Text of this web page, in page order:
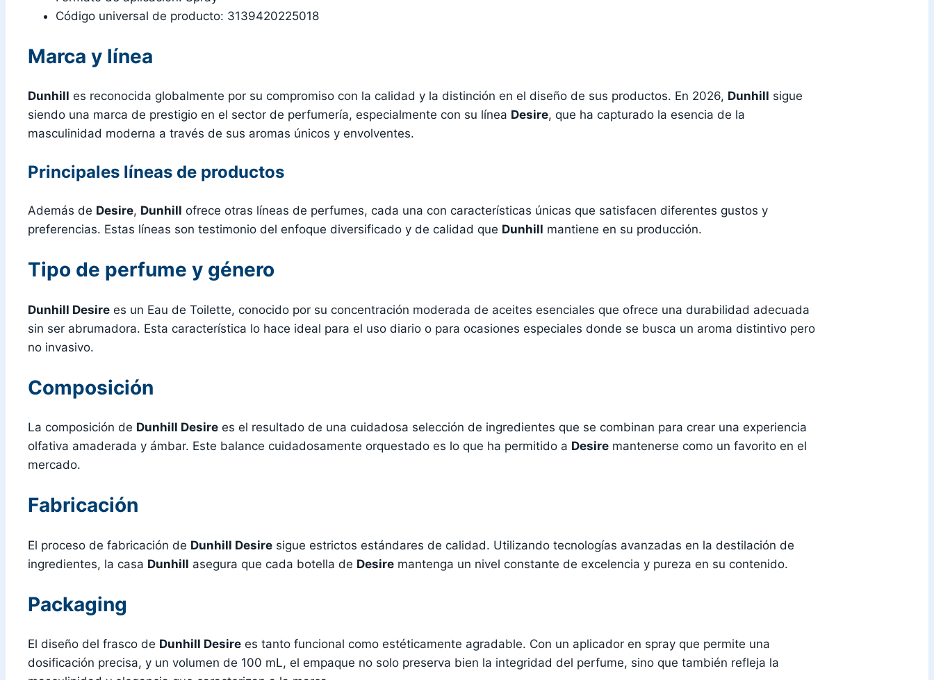
Código universal de producto: 3139420225018
Marca y línea
Dunhill es reconocida globalmente por su compromiso con la calidad y la distinción en el diseño de sus productos. En 2026, Dunhill sigue
siendo una marca de prestigio en el sector de perfumería, especialmente con su línea Desire, que ha capturado la esencia de la
masculinidad moderna a través de sus aromas únicos y envolventes.
Principales líneas de productos
Además de Desire, Dunhill ofrece otras líneas de perfumes, cada una con características únicas que satisfacen diferentes gustos y
preferencias. Estas líneas son testimonio del enfoque diversificado y de calidad que Dunhill mantiene en su producción.
Tipo de perfume y género
Dunhill Desire es un Eau de Toilette, conocido por su concentración moderada de aceites esenciales que ofrece una durabilidad adecuada
sin ser abrumadora. Esta característica lo hace ideal para el uso diario o para ocasiones especiales donde se busca un aroma distintivo pero
no invasivo.
Composición
La composición de Dunhill Desire es el resultado de una cuidadosa selección de ingredientes que se combinan para crear una experiencia
olfativa amaderada y ámbar. Este balance cuidadosamente orquestado es lo que ha permitido a Desire mantenerse como un favorito en el
mercado.
Fabricación
El proceso de fabricación de Dunhill Desire sigue estrictos estándares de calidad. Utilizando tecnologías avanzadas en la destilación de
ingredientes, la casa Dunhill asegura que cada botella de Desire mantenga un nivel constante de excelencia y pureza en su contenido.
Packaging
El diseño del frasco de Dunhill Desire es tanto funcional como estéticamente agradable. Con un aplicador en spray que permite una
dosificación precisa, y un volumen de 100 mL, el empaque no solo preserva bien la integridad del perfume, sino que también refleja la